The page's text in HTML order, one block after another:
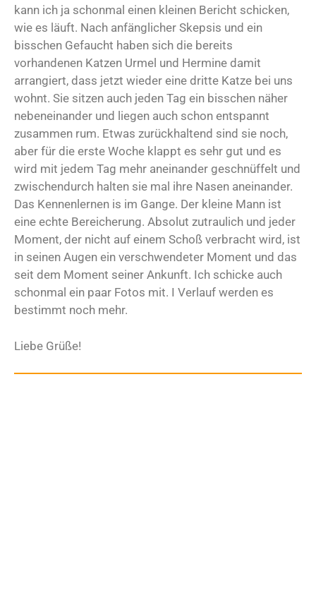
kann ich ja schonmal einen kleinen Bericht schicken,
wie es läuft. Nach anfänglicher Skepsis und ein
bisschen Gefaucht haben sich die bereits
vorhandenen Katzen Urmel und Hermine damit
arrangiert, dass jetzt wieder eine dritte Katze bei uns
wohnt. Sie sitzen auch jeden Tag ein bisschen näher
nebeneinander und liegen auch schon entspannt
zusammen rum. Etwas zurückhaltend sind sie noch,
aber für die erste Woche klappt es sehr gut und es
wird mit jedem Tag mehr aneinander geschnüffelt und
zwischendurch halten sie mal ihre Nasen aneinander.
Das Kennenlernen is im Gange. Der kleine Mann ist
eine echte Bereicherung. Absolut zutraulich und jeder
Moment, der nicht auf einem Schoß verbracht wird, ist
in seinen Augen ein verschwendeter Moment und das
seit dem Moment seiner Ankunft. Ich schicke auch
schonmal ein paar Fotos mit. I Verlauf werden es
bestimmt noch mehr.
Liebe Grüße!